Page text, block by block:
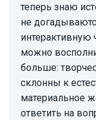
теперь знаю
не
интерактивную
можно
больше:
склонны к
материальное
ответить на